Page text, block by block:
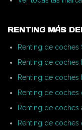
RENTING MÁS
Renting de coches
Renting de coches
Renting de
Renting de coches
Renting de coches
Renting de coches